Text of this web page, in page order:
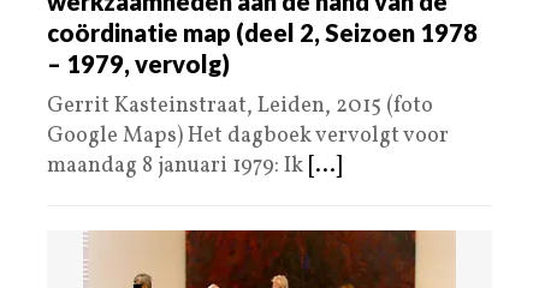
coördinatie map (deel 2, Seizoen 1978
– 1979, vervolg)
Gerrit Kasteinstraat, Leiden, 2015 (foto
Google Maps) Het dagboek vervolgt voor
maandag 8 januari 1979: Ik [...]